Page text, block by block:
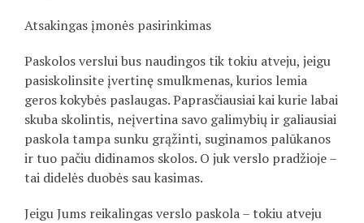
Atsakingas įmonės pasirinkimas
Paskolos verslui bus naudingos tik tokiu atveju, jeigu
pasiskolinsite įvertinę smulkmenas, kurios lemia
geros kokybės paslaugas. Paprasčiausiai kai kurie labai
skuba skolintis, neįvertina savo galimybių ir galiausiai
paskola tampa sunku grąžinti, suginamos palūkanos
ir tuo pačiu didinamos skolos. O juk verslo pradžioje –
tai didelės duobės sau kasimas.
Jeigu Jums reikalingas verslo paskola – tokiu atveju